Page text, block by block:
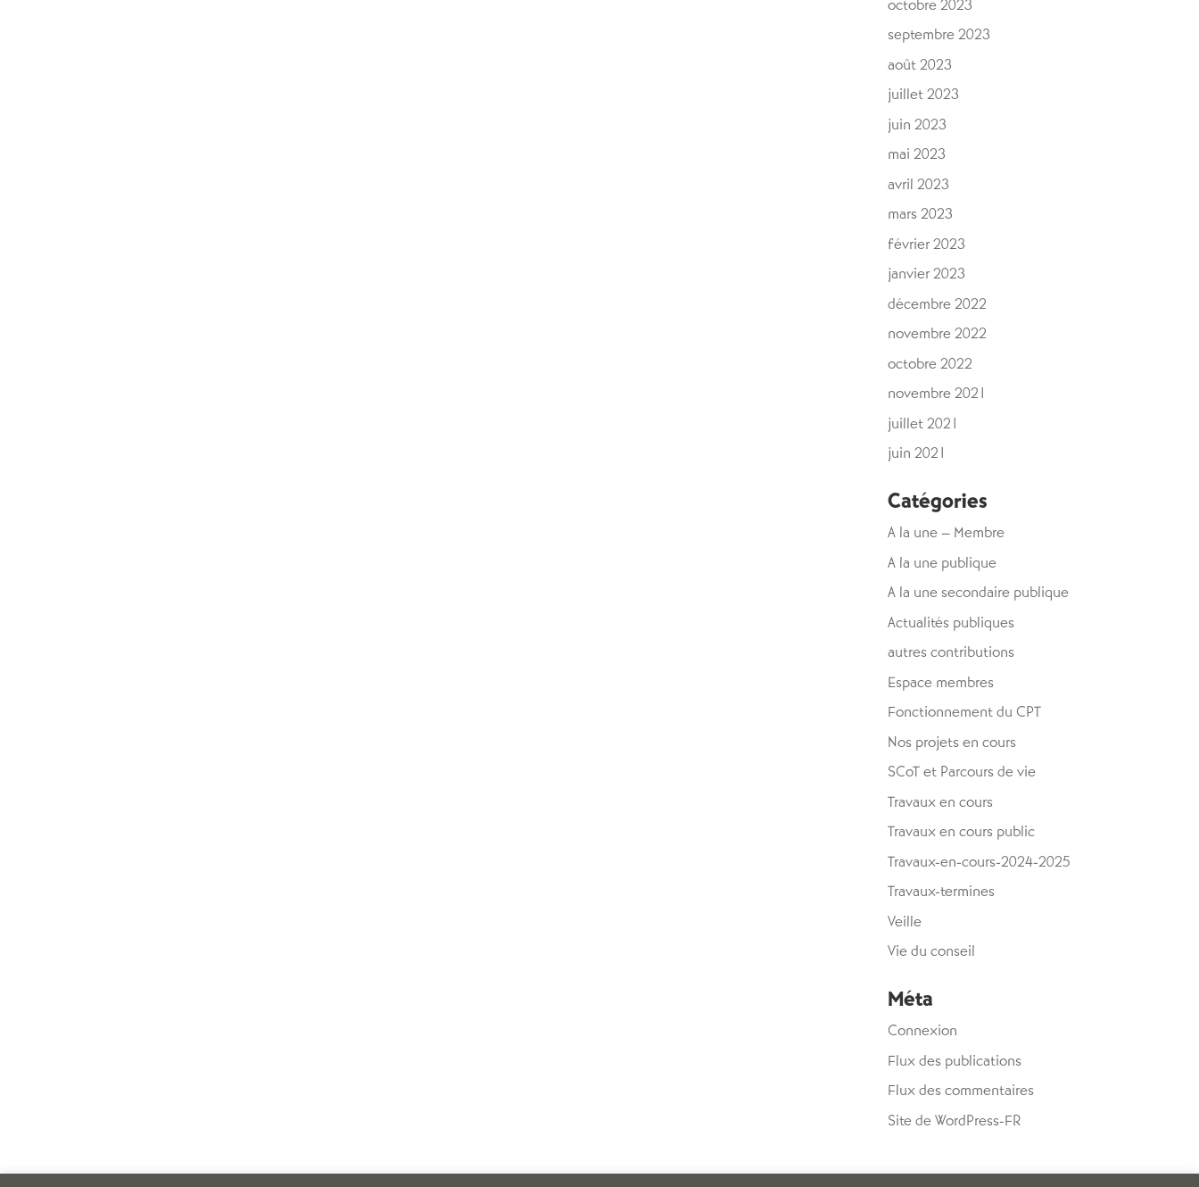
octobre 2023
septembre 2023
août 2023
juillet 2023
juin 2023
mai 2023
avril 2023
mars 2023
février 2023
janvier 2023
décembre 2022
novembre 2022
octobre 2022
novembre 2021
juillet 2021
juin 2021
Catégories
A la une – Membre
A la une publique
A la une secondaire publique
Actualités publiques
autres contributions
Espace membres
Fonctionnement du CPT
Nos projets en cours
SCoT et Parcours de vie
Travaux en cours
Travaux en cours public
Travaux-en-cours-2024-2025
Travaux-termines
Veille
Vie du conseil
Méta
Connexion
Flux des publications
Flux des commentaires
Site de WordPress-FR